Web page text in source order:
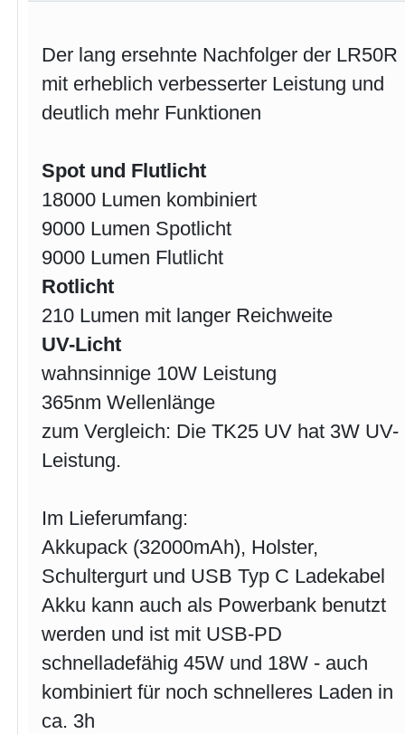
Der lang ersehnte Nachfolger der LR50R
mit erheblich verbesserter Leistung und
deutlich mehr Funktionen
Spot und Flutlicht
18000 Lumen kombiniert
9000 Lumen Spotlicht
9000 Lumen Flutlicht
Rotlicht
210 Lumen mit langer Reichweite
UV-Licht
wahnsinnige 10W Leistung
365nm Wellenlänge
zum Vergleich: Die TK25 UV hat 3W UV-
Leistung.
Im Lieferumfang:
Akkupack (32000mAh), Holster,
Schultergurt und USB Typ C Ladekabel
Akku kann auch als Powerbank benutzt
werden und ist mit USB-PD
schnelladefähig 45W und 18W - auch
kombiniert für noch schnelleres Laden in
ca. 3h